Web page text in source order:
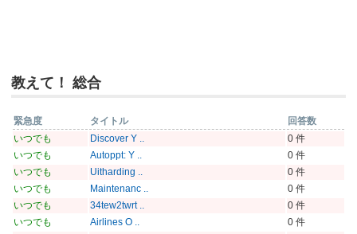
教えて！ 総合
緊急度 タイトル
回答数
いつでも
Discover Y ..
0 件
いつでも
Autoppt: Y ..
0 件
いつでも
Uitharding ..
0 件
いつでも
Maintenanc ..
0 件
いつでも
34tew2twrt ..
0 件
いつでも
Airlines O ..
0 件